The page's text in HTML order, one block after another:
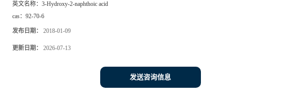
英文名称： 3-Hydroxy-2-naphthoic acid
cas： 92-70-6
发布日期： 2018-01-09
更新日期： 2026-07-13
发送咨询信息